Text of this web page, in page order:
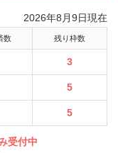
2026年8月9日現在
数 残り枠数
3
5
5
受付中